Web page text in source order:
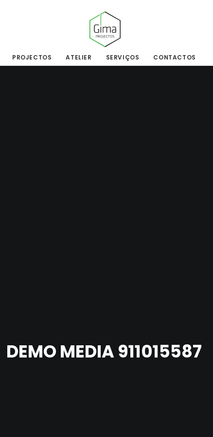
PROJECTOS ATELIER SERVIÇOS CONTACTOS
DEMO MEDIA 911015587